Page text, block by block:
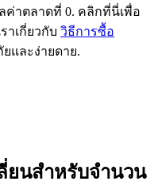
ค่าตลาดที่ 0. คลิกที่นี่เพื่อ
าเกี่ยวกับ วิธีการซื้อ
และง่ายดาย.
ยนสำหรับจำนวน